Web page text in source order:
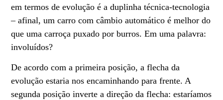
em termos de evolução é a duplinha técnica-tecnologia
– afinal, um carro com câmbio automático é melhor do
que uma carroça puxado por burros. Em uma palavra:
involuídos?
De acordo com a primeira posição, a flecha da
evolução estaria nos encaminhando para frente. A
segunda posição inverte a direção da flecha: estaríamos